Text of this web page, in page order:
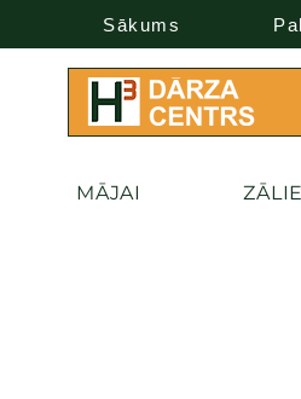
Sākums
MĀJAI